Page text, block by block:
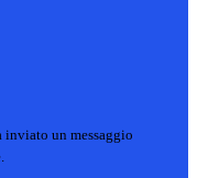
inviato un messaggio